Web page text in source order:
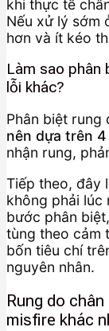
khi thực tế
Nếu xử lý sớm
hơn và ít kéo
Làm sao phân
lỗi khác?
Phân biệt rung
nên dựa trên
nhận rung,
Tiếp theo, đây
không phải lúc
bước phân
tùng theo cảm
bốn tiêu chí
nguyên nhân.
Rung do
misfire khác